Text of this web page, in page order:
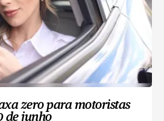
zero para motoristas
de junho